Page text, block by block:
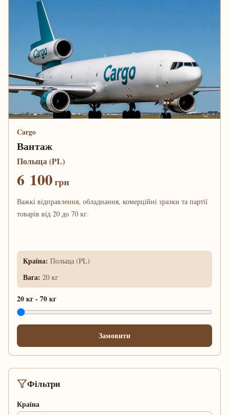
Cargo
Вантаж
Польща (PL)
6 100грн
Важкі відправлення, обладнання, комерційні зразки та партії
товарів від 20 до 70 кг.
Країна: Польща (PL)
Вага: 20 кг
20 кг- 70 кг
Замовити
Фільтри
Країна